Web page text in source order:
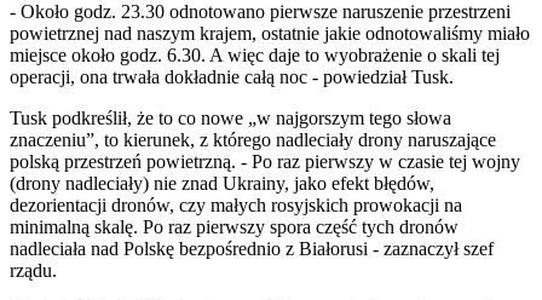
- Około godz. 23.30 odnotowano pierwsze naruszenie przestrzeni
powietrznej nad naszym krajem, ostatnie jakie odnotowaliśmy miało
miejsce około godz. 6.30. A więc daje to wyobrażenie o skali tej
operacji, ona trwała dokładnie całą noc - powiedział Tusk.
Tusk podkreślił, że to co nowe „w najgorszym tego słowa
znaczeniu”, to kierunek, z którego nadleciały drony naruszające
polską przestrzeń powietrzną. - Po raz pierwszy w czasie tej wojny
(drony nadleciały) nie znad Ukrainy, jako efekt błędów,
dezorientacji dronów, czy małych rosyjskich prowokacji na
minimalną skalę. Po raz pierwszy spora część tych dronów
nadleciała nad Polskę bezpośrednio z Białorusi - zaznaczył szef
rządu.